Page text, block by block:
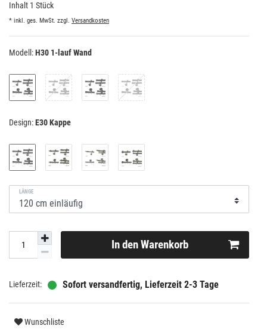
Inhalt 1 Stück
* inkl. ges. MwSt. zzgl. Versandkosten
Modell:H30 1-lauf Wand
Design:E30 Kappe
LÄNGE
In den Warenkorb
Sofort versandfertig, Lieferzeit 2-3 Tage
Wunschliste